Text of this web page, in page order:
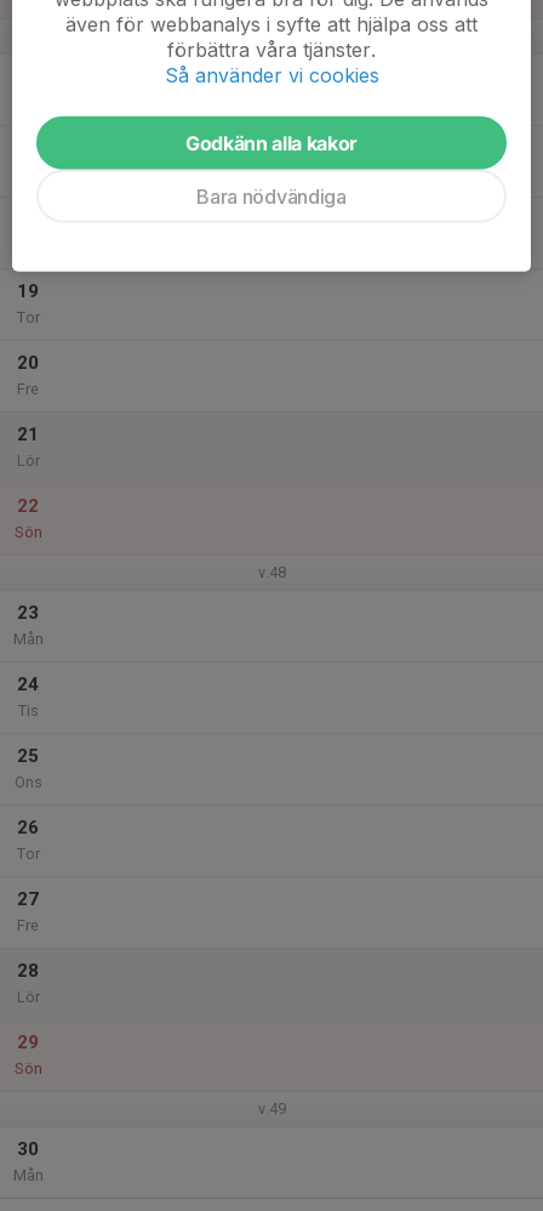
v.47
17
19
Tor
20
Fre
21
Lör
22
Sön
v.48
23
Mån
24
Tis
25
Ons
26
Tor
27
Fre
28
Lör
29
Sön
v.49
30
Mån
även för webbanalys i syfte att hjälpa oss att
förbättra våra tjänster.
Så använder vi cookies
Godkänn alla kakor
Bara nödvändiga